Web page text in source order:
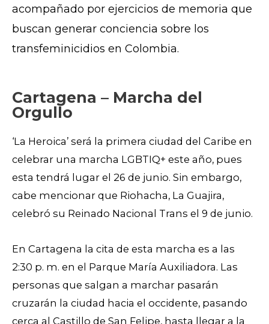
acompañado por ejercicios de memoria que
buscan generar conciencia sobre los
transfeminicidios en Colombia.
Cartagena – Marcha del
Orgullo
‘La Heroica’ será la primera ciudad del Caribe en
celebrar una marcha LGBTIQ+ este año, pues
esta tendrá lugar el 26 de junio. Sin embargo,
cabe mencionar que Riohacha, La Guajira,
celebró su Reinado Nacional Trans el 9 de junio.
En Cartagena la cita de esta marcha es a las
2:30 p. m. en el Parque María Auxiliadora. Las
personas que salgan a marchar pasarán
cruzarán la ciudad hacia el occidente, pasando
cerca al Castillo de San Felipe, hasta llegar a la